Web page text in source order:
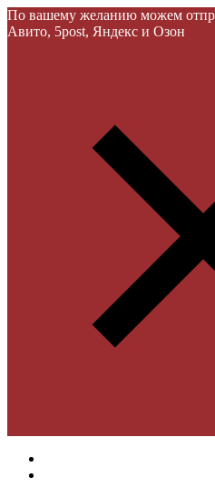
По вашему желанию можем
Авито, 5post, Яндекс и Озон